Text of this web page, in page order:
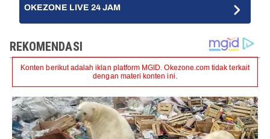
OKEZONE LIVE 24 JAM